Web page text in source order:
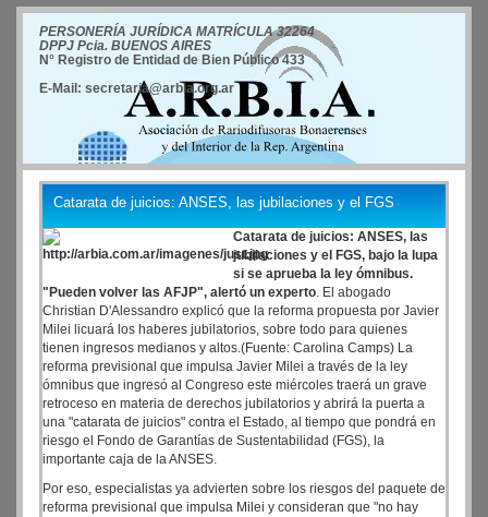
PERSONERÍA JURÍDICA MATRÍCULA 32264
DPPJ Pcia. BUENOS AIRES
N° Registro de Entidad de Bien Público 433
E-Mail: secretaria@arbia.org.ar
Catarata de juicios: ANSES, las jubilaciones y el FGS
Catarata de juicios: ANSES, las
jubilaciones y el FGS, bajo la lupa
si se aprueba la ley ómnibus.
"Pueden volver las AFJP", alertó un experto. El abogado
Christian D'Alessandro explicó que la reforma propuesta por Javier
Milei licuará los haberes jubilatorios, sobre todo para quienes
tienen ingresos medianos y altos.(Fuente: Carolina Camps) La
reforma previsional que impulsa Javier Milei a través de la ley
ómnibus que ingresó al Congreso este miércoles traerá un grave
retroceso en materia de derechos jubilatorios y abrirá la puerta a
una "catarata de juicios" contra el Estado, al tiempo que pondrá en
riesgo el Fondo de Garantías de Sustentabilidad (FGS), la
importante caja de la ANSES.
Por eso, especialistas ya advierten sobre los riesgos del paquete de
reforma previsional que impulsa Milei y consideran que "no hay